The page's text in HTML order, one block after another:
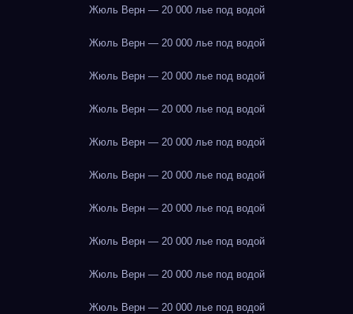
Жюль Верн — 20 000 лье под водой
Жюль Верн — 20 000 лье под водой
Жюль Верн — 20 000 лье под водой
Жюль Верн — 20 000 лье под водой
Жюль Верн — 20 000 лье под водой
Жюль Верн — 20 000 лье под водой
Жюль Верн — 20 000 лье под водой
Жюль Верн — 20 000 лье под водой
Жюль Верн — 20 000 лье под водой
Жюль Верн — 20 000 лье под водой